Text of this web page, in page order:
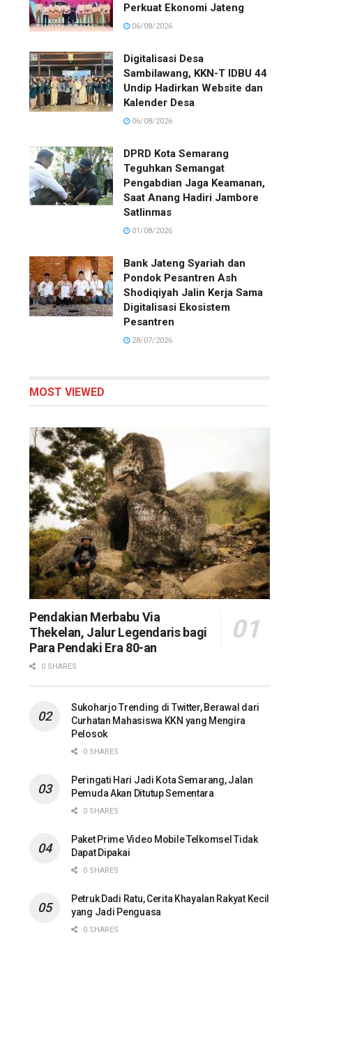
Perkuat Ekonomi Jateng
06/08/2026
Digitalisasi Desa
Sambilawang, KKN-T IDBU 44
Undip Hadirkan Website dan
Kalender Desa
06/08/2026
DPRD Kota Semarang
Teguhkan Semangat
Pengabdian Jaga Keamanan,
Saat Anang Hadiri Jambore
Satlinmas
01/08/2026
Bank Jateng Syariah dan
Pondok Pesantren Ash
Shodiqiyah Jalin Kerja Sama
Digitalisasi Ekosistem
Pesantren
28/07/2026
MOST VIEWED
Pendakian Merbabu Via
Thekelan, Jalur Legendaris bagi
Para Pendaki Era 80-an
0 SHARES
Sukoharjo Trending di Twitter, Berawal dari
Curhatan Mahasiswa KKN yang Mengira
Pelosok
0 SHARES
Peringati Hari Jadi Kota Semarang, Jalan
Pemuda Akan Ditutup Sementara
0 SHARES
Paket Prime Video Mobile Telkomsel Tidak
Dapat Dipakai
0 SHARES
Petruk Dadi Ratu, Cerita Khayalan Rakyat Kecil
yang Jadi Penguasa
0 SHARES